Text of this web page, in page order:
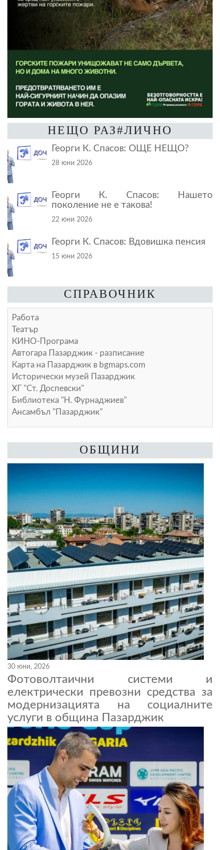
НЕЩО РАЗ#ЛИЧНО
Георги К. Спасов: ОЩЕ НЕЩО?
28 юни 2026
Георги К. Спасов: Нашето
поколение не е такова!
22 юни 2026
Георги К. Спасов: Вдовишка пенсия
15 юни 2026
СПРАВОЧНИК
Работа
Театър
КИНО-Програма
Автогара Пазарджик - разписание
Карта на Пазарджик в bgmaps.com
Исторически музей Пазарджик
ХГ "Ст. Доспевски"
Библиотека "Н. Фурнаджиев"
Ансамбъл "Пазарджик"
ОБЩИНИ
30 юни, 2026
Фотоволтаични системи и
електрически превозни средства за
модернизацията на социалните
услуги в община Пазарджик